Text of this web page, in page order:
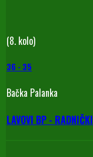
(8. kolo)
36 - 35
Bačka Palanka
LAVOVI BP - RADNIČKI